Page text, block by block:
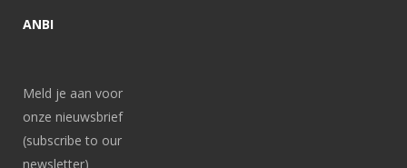
ANBI
Meld je aan voor
onze nieuwsbrief
(subscribe to our
newsletter)